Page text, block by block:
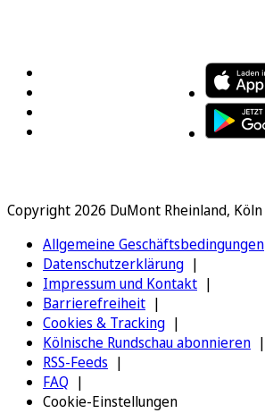
Copyright 2026 DuMont Rheinland, Köln
Allgemeine Geschäftsbedingungen
Datenschutzerklärung
Impressum und Kontakt
Barrierefreiheit
Cookies & Tracking
Kölnische Rundschau abonnieren
RSS-Feeds
FAQ
Cookie-Einstellungen